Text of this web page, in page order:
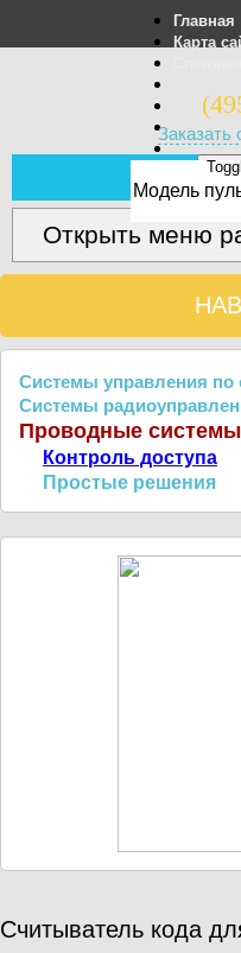
Главная
Карта
Заказать
Открыть меню
Системы управления по
Системы
Проводные системы
Контроль доступа
Простые решения
Считыватель кода